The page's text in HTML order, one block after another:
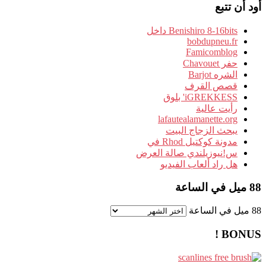
أود أن تتبع
Benishiro 8-16bits داخل
bobdupneu.fr
Famicomblog
حفر Chavouet
الشره Barjot
قصص القرف
iGREKKESS' بلوق
رأيت عالية
lafautealamanette.org
يبحث الزجاج البيت
مدونة كوكتيل Rhod في
س!نيوزيلندي صالة العرض
هل راد ألعاب الفيديو
88 ميل في الساعة
88 ميل في الساعة
BONUS !